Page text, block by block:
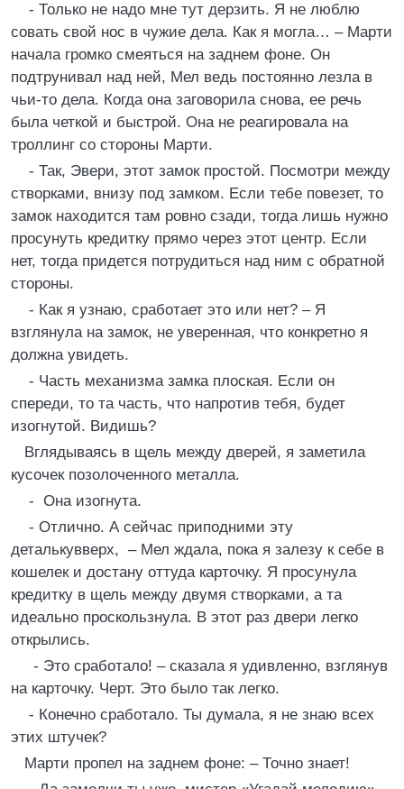
- Только не надо мне тут дерзить. Я не люблю
совать свой нос в чужие дела. Как я могла… – Марти
начала громко смеяться на заднем фоне. Он
подтрунивал над ней, Мел ведь постоянно лезла в
чьи-то дела. Когда она заговорила снова, ее речь
была четкой и быстрой. Она не реагировала на
троллинг со стороны Марти.
- Так, Эвери, этот замок простой. Посмотри между
створками, внизу под замком. Если тебе повезет, то
замок находится там ровно сзади, тогда лишь нужно
просунуть кредитку прямо через этот центр. Если
нет, тогда придется потрудиться над ним с обратной
стороны.
- Как я узнаю, сработает это или нет? – Я
взглянула на замок, не уверенная, что конкретно я
должна увидеть.
- Часть механизма замка плоская. Если он
спереди, то та часть, что напротив тебя, будет
изогнутой. Видишь?
Вглядываясь в щель между дверей, я заметила
кусочек позолоченного металла.
- Она изогнута.
- Отлично. А сейчас приподними эту
деталькувверх, – Мел ждала, пока я залезу к себе в
кошелек и достану оттуда карточку. Я просунула
кредитку в щель между двумя створками, а та
идеально проскользнула. В этот раз двери легко
открылись.
- Это сработало! – сказала я удивленно, взглянув
на карточку. Черт. Это было так легко.
- Конечно сработало. Ты думала, я не знаю всех
этих штучек?
Марти пропел на заднем фоне: – Точно знает!